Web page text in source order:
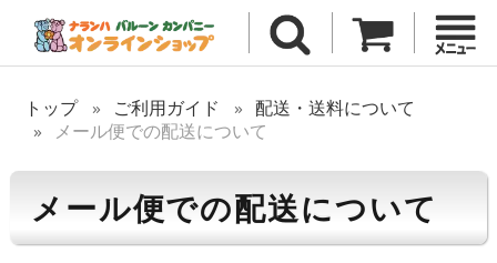
トップ ご利用ガイド
配送・送料について
メール便での配送について
メール便での配送について